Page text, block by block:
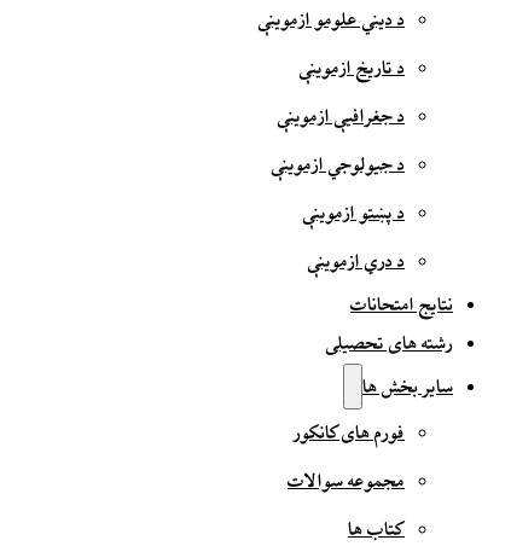
د دیني علومو ازموینې
د تاریخ ازموینې
د جغرافیې ازموینې
د جیولوجي ازموینې
د پښتو ازموینې
د دري ازموینې
نتایج امتحانات
رشته های تحصیلی
سایر بخش ها
فورم های کانکور
مجموعه سوالات
کتاب ها